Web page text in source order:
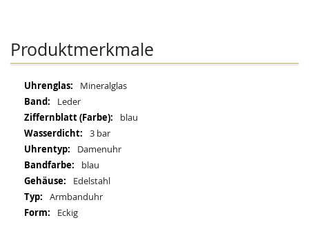
Produktmerkmale
Mehr
Informationen
Mineralglas
Leder
blau
3 bar
Damenuhr
blau
Edelstahl
Armbanduhr
Eckig